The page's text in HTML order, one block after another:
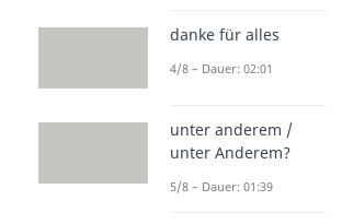
danke für alles
4/8 – Dauer: 02:01
unter anderem /
unter Anderem?
5/8 – Dauer: 01:39